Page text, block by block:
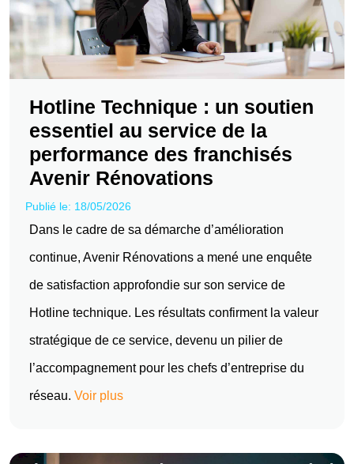
Hotline Technique : un soutien
essentiel au service de la
performance des franchisés
Avenir Rénovations
Publié le: 18/05/2026
Dans le cadre de sa démarche d’amélioration
continue, Avenir Rénovations a mené une enquête
de satisfaction approfondie sur son service de
Hotline technique. Les résultats confirment la valeur
stratégique de ce service, devenu un pilier de
l’accompagnement pour les chefs d’entreprise du
réseau. Voir plus